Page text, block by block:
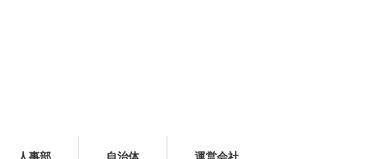
人事部 自治体 運営会社